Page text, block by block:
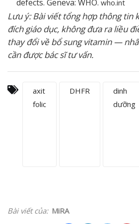
defects. Geneva: WHO. who.int
Lưu ý: Bài viết tổng hợp thông tin
đích giáo dục, không đưa ra liều
thay đổi về bổ sung vitamin —
cần được bác sĩ tư vấn.
axit
folic
DHFR
dinh
dưỡng
Bài viết của: MiRA